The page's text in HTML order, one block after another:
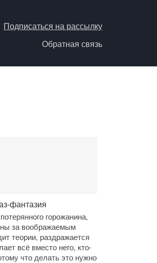
Подписаться на рассылку
Обратная связь
фантазия
горожанина,
за воображаемым
теории, раздражается
всё вместо него, кто-
что делать это нужно